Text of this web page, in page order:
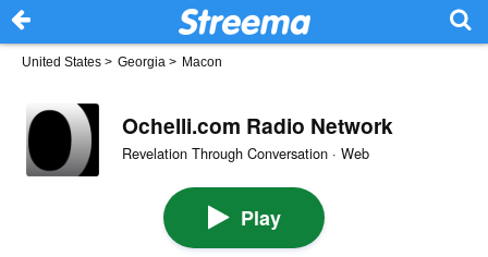
United States > Georgia > Macon
Ochelli.com Radio Network
Revelation Through Conversation · Web
Play